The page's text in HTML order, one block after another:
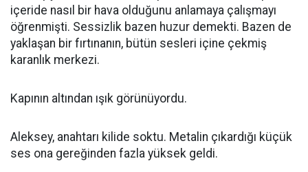
içeride nasıl bir hava olduğunu anlamaya çalışmayı
öğrenmişti. Sessizlik bazen huzur demekti. Bazen de
yaklaşan bir fırtınanın, bütün sesleri içine çekmiş
karanlık merkezi.
Kapının altından ışık görünüyordu.
Aleksey, anahtarı kilide soktu. Metalin çıkardığı küçük
ses ona gereğinden fazla yüksek geldi.